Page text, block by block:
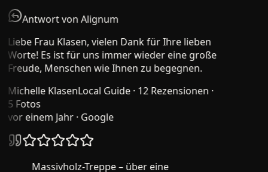
Antwort von Alignum
Liebe Frau Klasen, vielen Dank für Ihre lieben
Worte! Es ist für uns immer wieder eine große
Freude, Menschen wie Ihnen zu begegnen.
Michelle KlasenLocal Guide · 12 Rezensionen ·
5 Fotos
vor einem Jahr· Google
Massivholz-Treppe – über eine